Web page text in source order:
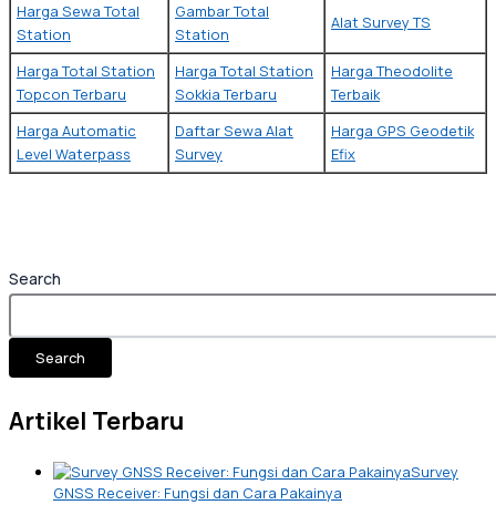
Search
Search
Artikel Terbaru
Survey
GNSS Receiver: Fungsi dan Cara Pakainya
Harga Sewa Total
Station
Gambar Total
Station
Alat Survey TS
Harga Total Station
Topcon Terbaru
Harga Total Station
Sokkia Terbaru
Harga Theodolite
Terbaik
Harga Automatic
Level Waterpass
Daftar Sewa Alat
Survey
Harga GPS Geodetik
Efix